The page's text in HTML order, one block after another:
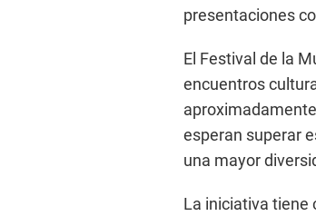
presentaciones
El Festival de la
encuentros
aproximadamente
esperan superar
una mayor
La iniciativa tiene